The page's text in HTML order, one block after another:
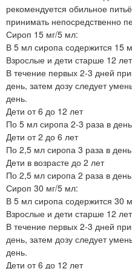
рекомендуется обильное
принимать непосредственно
Сироп 15 мг/5 мл:
В 5 мл сиропа содержится 15
Взрослые и дети старше 12 лет
В течение первых 2-3 дней
день, затем дозу следует
день.
Дети от 6 до 12 лет
По 5 мл сиропа 2-3 раза в
Дети от 2 до 6 лет
По 2,5 мл сиропа 3 раза в
Дети в возрасте до 2 лет
По 2,5 мл сиропа 2 раза в
Сироп 30 мг/5 мл:
В 5 мл сиропа содержится 30
Взрослые и дети старше 12 лет
В течение первых 2-3 дней
день, затем дозу следует
день.
Дети от 6 до 12 лет